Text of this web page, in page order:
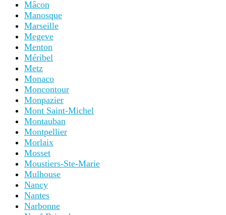
Mâcon
Manosque
Marseille
Megeve
Menton
Méribel
Metz
Monaco
Moncontour
Monpazier
Mont Saint-Michel
Montauban
Montpellier
Morlaix
Mosset
Moustiers-Ste-Marie
Mulhouse
Nancy
Nantes
Narbonne